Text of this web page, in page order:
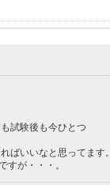
試験後も今ひとつ
ばいいなと思ってます。
すが・・・。